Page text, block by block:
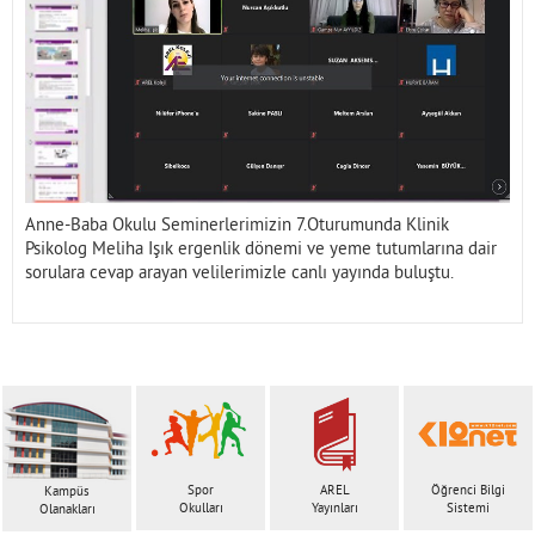
İletişim
Anne-Baba Okulu Seminerlerimizin 7.Oturumunda Klinik
Psikolog Meliha Işık ergenlik dönemi ve yeme tutumlarına dair
sorulara cevap arayan velilerimizle canlı yayında buluştu.
Kampüs
Olanakları
Spor
Okulları
AREL
Yayınları
Öğrenci Bilgi
Sistemi